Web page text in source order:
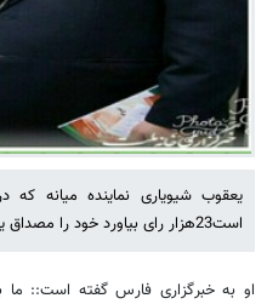
یعقوب شیویاری نماینده میانه
است23هزار رای بیاورد خود را مصداق یکی مرد جنگی به از صدهزار دانست!
او به خبرگزاری فارس گفته است::